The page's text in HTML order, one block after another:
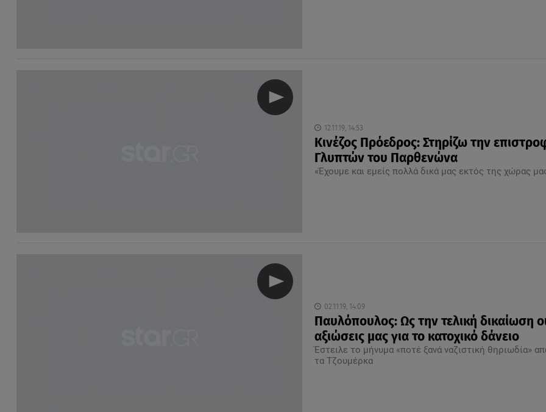
12.11.19, 14:53
Κινέζος Πρόεδρος: Στηρίζω την
Γλυπτών του Παρθενώνα
«Έχουμε και εμείς πολλά δικά μας εκτός της χώρας
02.11.19, 14:09
Παυλόπουλος: Ως την τελική δικαίωση
αξιώσεις μας για το κατοχικό δάνειο
Έστειλε το μήνυμα «ποτέ ξανά ναζιστική θηριωδία»
τα Τζουμέρκα